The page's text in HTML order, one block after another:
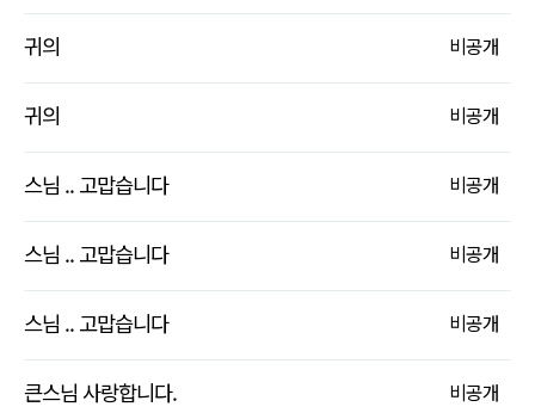
귀의 비공개
귀의 비공개
스님 .. 고맙습니다 비공개
스님 .. 고맙습니다 비공개
스님 .. 고맙습니다 비공개
큰스님 사랑합니다. 비공개